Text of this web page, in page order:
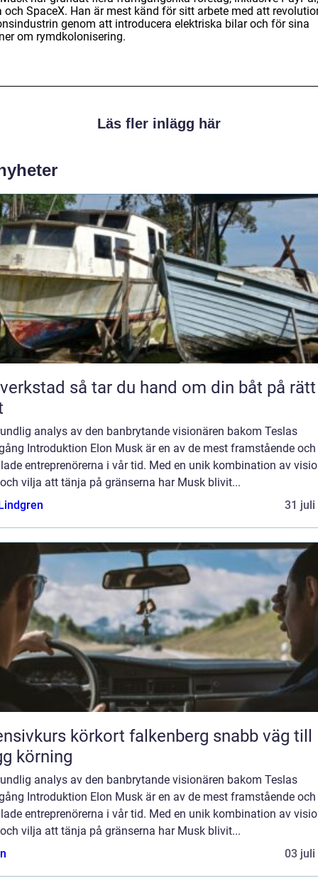
och SpaceX. Han är mest känd för sitt arbete med att
genom att introducera elektriska bilar och för sina
om rymdkolonisering.
Läs fler inlägg här
tar du hand om din båt på rätt
analys av den banbrytande visionären bakom Teslas
Introduktion Elon Musk är en av de mest framstående och
entreprenörerna i vår tid. Med en unik kombination av
vilja att tänja på gränserna har Musk blivit...
31 juli
körkort falkenberg snabb väg till
körning
analys av den banbrytande visionären bakom Teslas
Introduktion Elon Musk är en av de mest framstående och
entreprenörerna i vår tid. Med en unik kombination av
vilja att tänja på gränserna har Musk blivit...
03 juli